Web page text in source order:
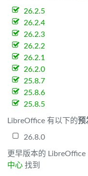
26.2.5
26.2.4
26.2.3
26.2.2
26.2.1
26.2.0
25.8.7
25.8.6
25.8.5
LibreOffice 有以下的预
26.8.0
更早版本的
中心 找到